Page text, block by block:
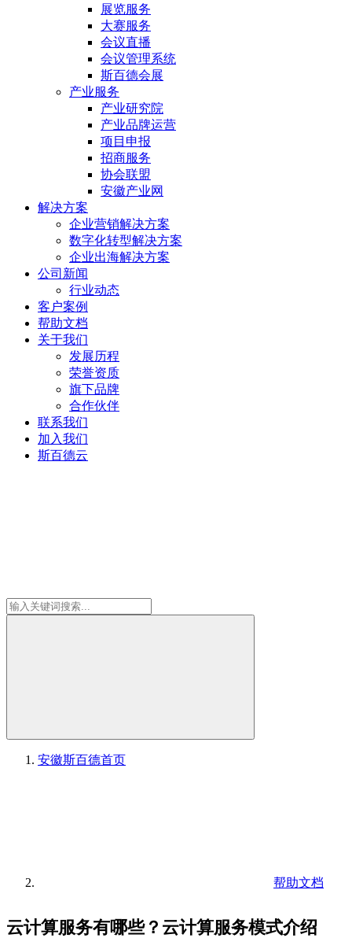
展览服务
大赛服务
会议直播
会议管理系统
斯百德会展
产业服务
产业研究院
产业品牌运营
项目申报
招商服务
协会联盟
安徽产业网
解决方案
企业营销解决方案
数字化转型解决方案
企业出海解决方案
公司新闻
行业动态
客户案例
帮助文档
关于我们
发展历程
荣誉资质
旗下品牌
合作伙伴
联系我们
加入我们
斯百德云
安徽斯百德首页
帮助文档
云计算服务有哪些？云计算服务模式介绍